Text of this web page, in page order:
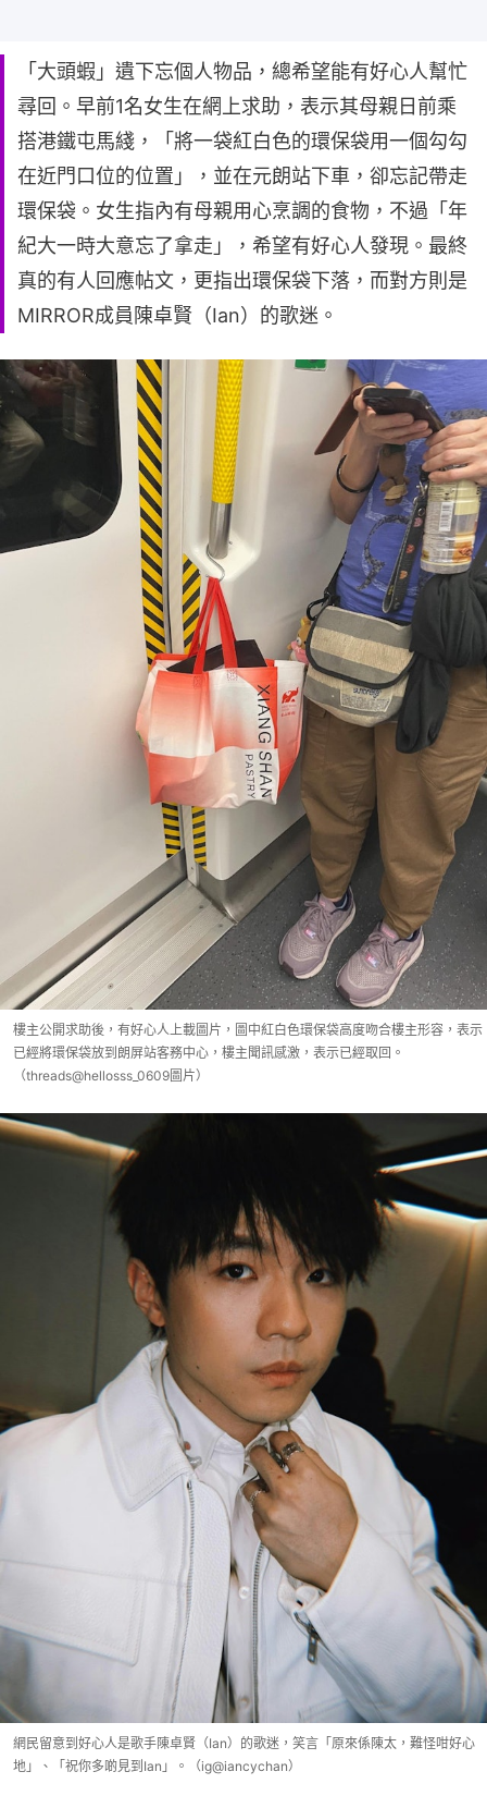
「大頭蝦」遺下忘個人物品，總希望能有好心人幫忙
尋回。早前1名女生在網上求助，表示其母親日前乘
搭港鐵屯馬綫，「將一袋紅白色的環保袋用一個勾勾
在近門口位的位置」，並在元朗站下車，卻忘記帶走
環保袋。女生指內有母親用心烹調的食物，不過「年
紀大一時大意忘了拿走」，希望有好心人發現。最終
真的有人回應帖文，更指出環保袋下落，而對方則是
MIRROR成員陳卓賢（Ian）的歌迷。
樓主公開求助後，有好心人上載圖片，圖中紅白色環保袋高度吻合樓主形容，表示
已經將環保袋放到朗屏站客務中心，樓主聞訊感激，表示已經取回。
（threads@hellosss_0609圖片）
網民留意到好心人是歌手陳卓賢（Ian）的歌迷，笑言「原來係陳太，難怪咁好心
地」、「祝你多啲見到Ian」。（ig@iancychan）